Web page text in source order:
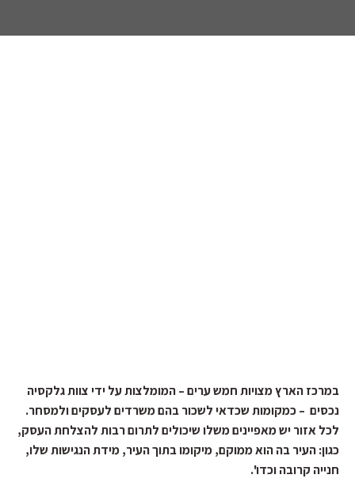
במרכז הארץ מצויות חמש ערים – המומלצות על ידי צוות גלקסיה
נכסים – כמקומות שכדאי לשכור בהם משרדים לעסקים ולמסחר.
לכל אזור יש מאפיינים משלו שיכולים לתרום רבות להצלחת העסק,
כגון: העיר בה הוא ממוקם, מיקומו בתוך העיר, מידת הנגישות שלו,
חנייה קרובה וכדו'.